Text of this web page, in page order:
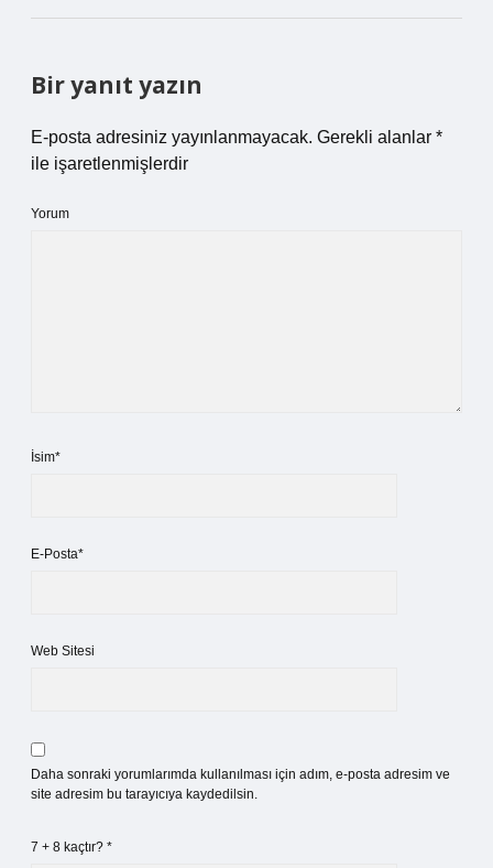
Bir yanıt yazın
E-posta adresiniz yayınlanmayacak. Gerekli alanlar *
ile işaretlenmişlerdir
Yorum
İsim*
E-Posta*
Web Sitesi
Daha sonraki yorumlarımda kullanılması için adım, e-posta adresim ve
site adresim bu tarayıcıya kaydedilsin.
7 + 8 kaçtır? *